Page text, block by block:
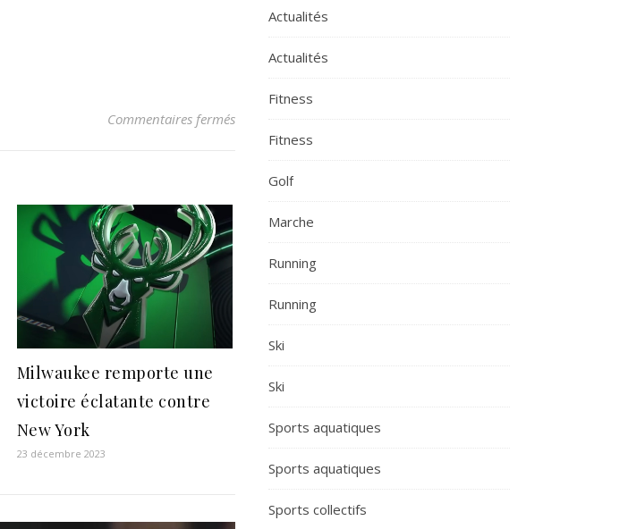
Commentaires ferméssur Monaco domine Barcelone et termine l’année en beauté
Milwaukee remporte une
victoire éclatante contre
New York
23 décembre 2023
Actualités
Actualités
Fitness
Fitness
Golf
Marche
Running
Running
Ski
Ski
Sports aquatiques
Sports aquatiques
Sports collectifs